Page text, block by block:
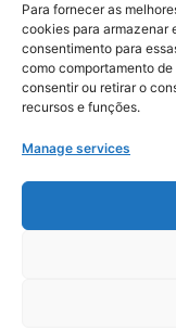
Para fornecer as
cookies para armazenar
consentimento para
como comportamento
consentir ou retirar o
recursos e funções.
Manage services
Código de
© Todos